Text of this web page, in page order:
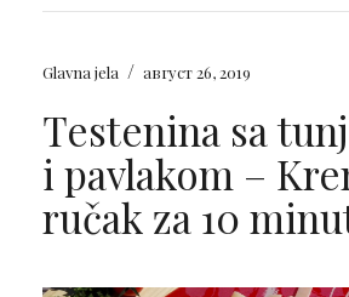
Glavna jela / август 26, 2019
Testenina sa
i pavlakom –
ručak za 10